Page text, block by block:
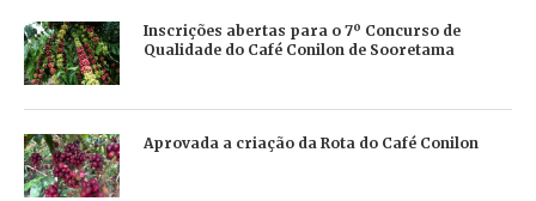
Inscrições abertas para o 7º Concurso de
Qualidade do Café Conilon de Sooretama
Aprovada a criação da Rota do Café Conilon